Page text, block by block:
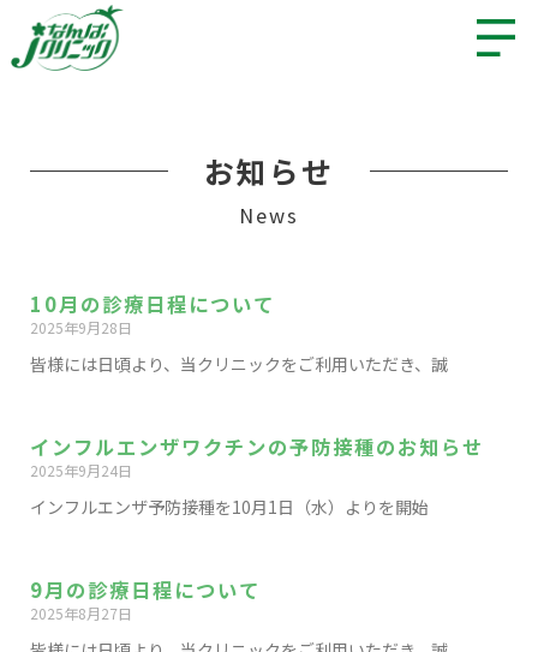
お知らせ
News
10月の診療日程について
2025年9月28日
皆様には日頃より、当クリニックをご利用いただき、誠
インフルエンザワクチンの予防接種のお知らせ
2025年9月24日
インフルエンザ予防接種を10月1日（水）よりを開始
9月の診療日程について
2025年8月27日